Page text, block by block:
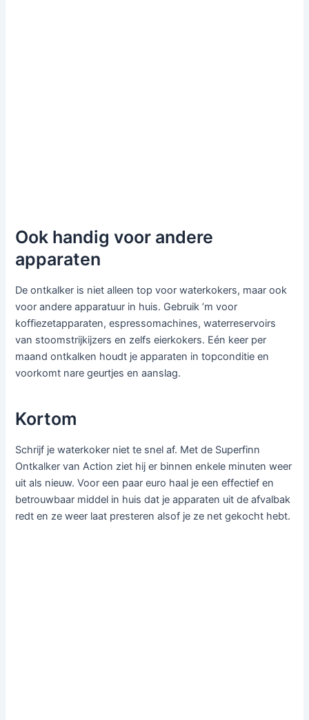
Ook handig voor andere
apparaten
De ontkalker is niet alleen top voor waterkokers, maar ook
voor andere apparatuur in huis. Gebruik ’m voor
koffiezetapparaten, espressomachines, waterreservoirs
van stoomstrijkijzers en zelfs eierkokers. Eén keer per
maand ontkalken houdt je apparaten in topconditie en
voorkomt nare geurtjes en aanslag.
Kortom
Schrijf je waterkoker niet te snel af. Met de Superfinn
Ontkalker van Action ziet hij er binnen enkele minuten weer
uit als nieuw. Voor een paar euro haal je een effectief en
betrouwbaar middel in huis dat je apparaten uit de afvalbak
redt en ze weer laat presteren alsof je ze net gekocht hebt.